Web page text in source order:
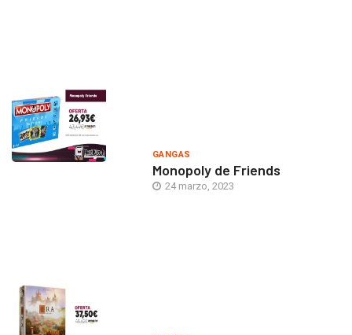
GANGAS
Monopoly de Friends
24 marzo, 2023